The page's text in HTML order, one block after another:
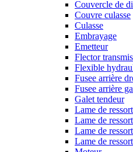
Couvercle de
Couvre culasse
Culasse
Embrayage
Emetteur
Flector
Flexible
Fusee arrière
Fusee arrière
Galet tendeur
Lame de
Lame de
Lame de
Lame de